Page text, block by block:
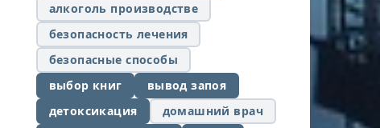
алкоголь производстве
безопасность лечения
безопасные способы
выбор книг
вывод запоя
детоксикация
домашний врач